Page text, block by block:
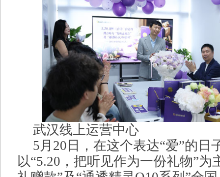
武汉线上运营中心
5月20日，在这个表达“爱”的日
以“5.20，把听见作为一份礼物”为